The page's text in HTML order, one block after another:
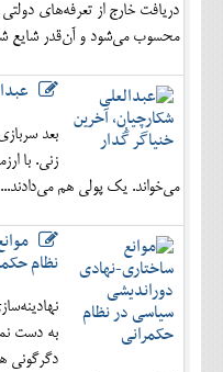
دریافت خارج از تعرفه‌های
محسوب می‌شود و آن‌قدر شایع
بعد
زنی. با
می‌خواند. یک پولی هم
نظام
به دست
دگرگونی